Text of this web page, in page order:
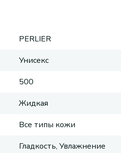
PERLIER
Унисекс
500
Жидкая
Все типы кожи
Гладкость, Увлажнение